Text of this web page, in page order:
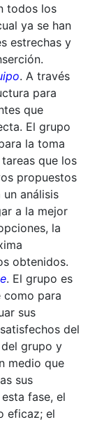
todos los
ya se han
estrechas y
. A través
para
que
El grupo
la toma
que los
propuestos
análisis
a la mejor
la
obtenidos.
. El grupo es
como para
sus
del
grupo y
medio que
sus
fase, el
eficaz; el